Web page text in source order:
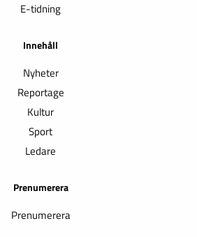
E-tidning
Innehåll
Nyheter
Reportage
Kultur
Sport
Ledare
Prenumerera
Prenumerera